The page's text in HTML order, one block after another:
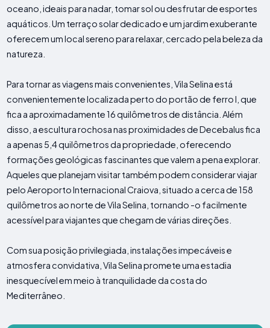
oceano, ideais para nadar, tomar sol ou desfrutar de esportes
aquáticos. Um terraço solar dedicado e um jardim exuberante
oferecem um local sereno para relaxar, cercado pela beleza da
natureza.
Para tornar as viagens mais convenientes, Vila Selina está
convenientemente localizada perto do portão de ferro I, que
fica a aproximadamente 16 quilômetros de distância. Além
disso, a escultura rochosa nas proximidades de Decebalus fica
a apenas 5,4 quilômetros da propriedade, oferecendo
formações geológicas fascinantes que valem a pena explorar.
Aqueles que planejam visitar também podem considerar viajar
pelo Aeroporto Internacional Craiova, situado a cerca de 158
quilômetros ao norte de Vila Selina, tornando -o facilmente
acessível para viajantes que chegam de várias direções.
Com sua posição privilegiada, instalações impecáveis ​​e
atmosfera convidativa, Vila Selina promete uma estadia
inesquecível em meio à tranquilidade da costa do
Mediterrâneo.